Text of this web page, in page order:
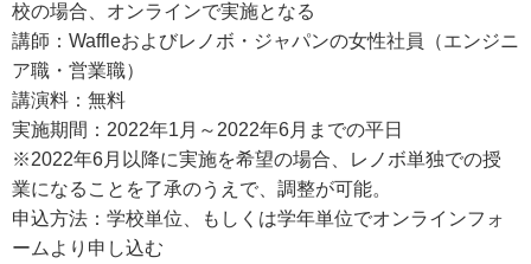
校の場合、オンラインで実施となる
講師：Waffleおよびレノボ・ジャパンの女性社員（エンジニ
ア職・営業職）
講演料：無料
実施期間：2022年1月～2022年6月までの平日
※2022年6月以降に実施を希望の場合、レノボ単独での授
業になることを了承のうえで、調整が可能。
申込方法：学校単位、もしくは学年単位でオンラインフォ
ームより申し込む